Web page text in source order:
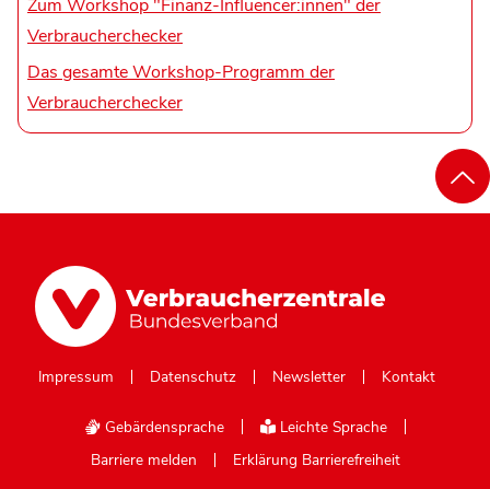
Zum Workshop "Finanz-Influencer:innen" der
Verbraucherchecker
Das gesamte Workshop-Programm der
Verbraucherchecker
Impressum Datenschutz Newsletter Kontakt
Gebärdensprache
Leichte Sprache
Barriere melden
Erklärung Barrierefreiheit